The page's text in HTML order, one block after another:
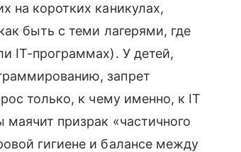
на коротких каникулах,
быть с теми лагерями, где
IT-программах). У детей,
запрет
только, к чему именно, к IT
призрак «частичного
гигиене и балансе между